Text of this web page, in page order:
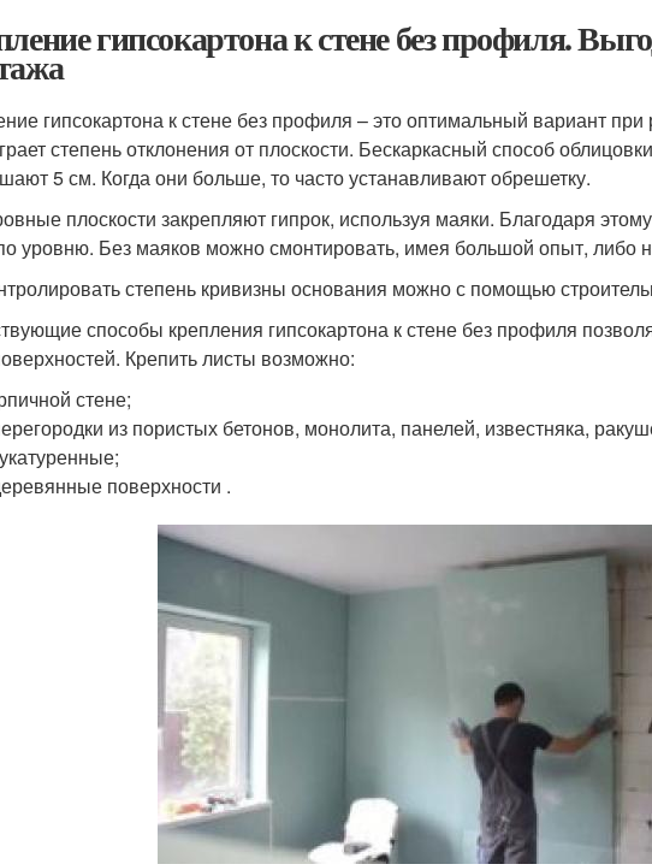
гипсокартона к стене без профиля.
гипсокартона к стене без профиля – это оптимальный вариант
степень отклонения от плоскости. Бескаркасный способ
5 см. Когда они больше, то часто устанавливают обрешетку.
плоскости закрепляют гипрок, используя маяки. Благодаря
уровню. Без маяков можно смонтировать, имея большой опыт, либо
степень кривизны основания можно с помощью
способы крепления гипсокартона к стене без профиля
Крепить листы возможно:
стене;
из пористых бетонов, монолита, панелей, известняка,
поверхности .